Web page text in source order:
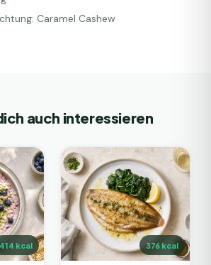
Caramel Cashew
auch interessieren
414 kcal 376kcal